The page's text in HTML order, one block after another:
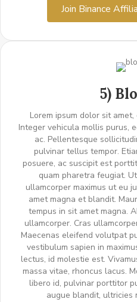
Join Binance
5)
Lorem ipsum dolor sit
Integer vehicula mollis purus,
ac. Pellentesque
pulvinar tellus tempor.
posuere, ac suscipit est
quam pharetra feugiat.
ullamcorper maximus ut eu
amet magna et blandit.
tempus in sit amet magna.
ullamcorper. Cras
Maecenas eleifend volutpat
vestibulum sapien in
lectus, id molestie est.
massa vitae, rhoncus lacus.
libero id, pulvinar porttitor
augue blandit, ultricies